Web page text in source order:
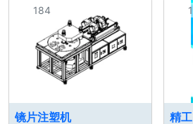
184
镜片注塑机